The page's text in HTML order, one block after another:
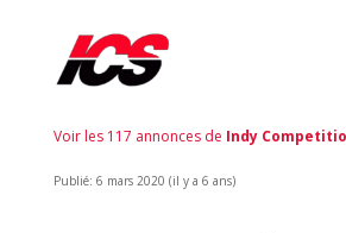
Voir les 117 annonces de Indy
Publié: 6 mars 2020 (il y a 6 ans)